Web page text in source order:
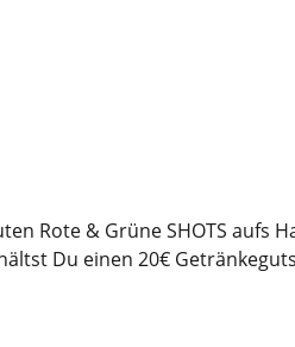
Rote & Grüne SHOTS aufs
Du einen 20€